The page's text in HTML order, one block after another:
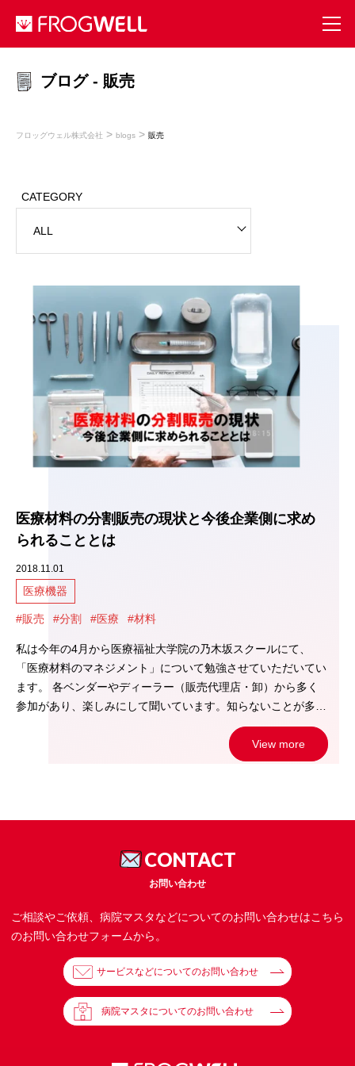
ブログ - 販売
フロッグウェル株式会社 > blogs > 販売
CATEGORY
医療材料の分割販売の現状と今後企業側に求め
られることとは
2018.11.01
医療機器
#販売 #分割 #医療 #材料
私は今年の4月から医療福祉大学院の乃木坂スクールにて、
「医療材料のマネジメント」について勉強させていただいてい
ます。 各ベンダーやディーラー（販売代理店・卸）から多く
参加があり、楽しみにして聞いています。知らないことが多…
View more
CONTACT
お問い合わせ
ご相談やご依頼、病院マスタなどについてのお問い合わせはこちら
のお問い合わせフォームから。
サービスなどについてのお問い合わせ
病院マスタについてのお問い合わせ